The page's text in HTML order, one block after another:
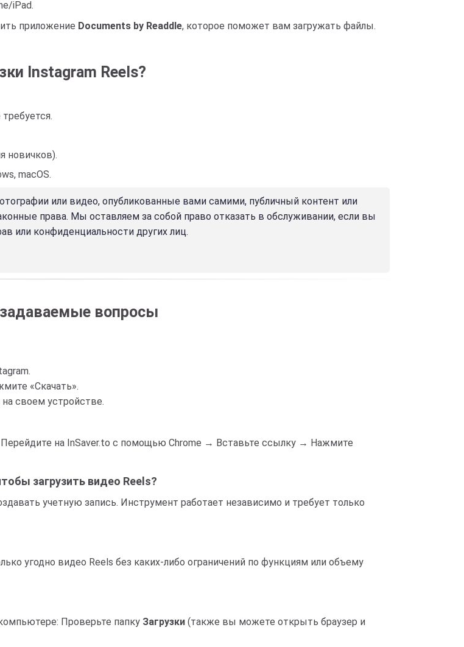
iPad.
приложение Documents by Readdle, которое поможет вам загружать файлы.
Instagram Reels?
новичков).
macOS.
или видео, опубликованные вами самими, публичный контент или
права. Мы оставляем за собой право отказать в обслуживании, если вы
или конфиденциальности других лиц.
вопросы
«Скачать».
своем устройстве.
на InSaver.to с помощью Chrome → Вставьте ссылку → Нажмите
загрузить видео Reels?
учетную запись. Инструмент работает независимо и требует только
угодно видео Reels без каких-либо ограничений по функциям или объему
Проверьте папку Загрузки (также вы можете открыть браузер и